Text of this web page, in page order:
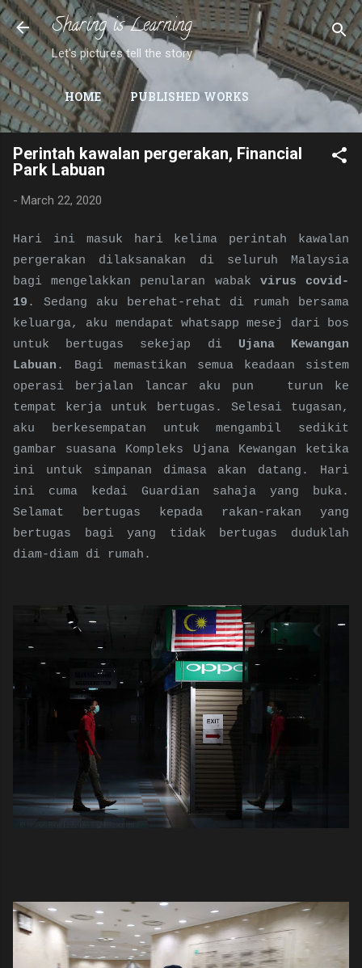
Skip to main content
Sharing is Learning
Let's pictures tell the story
HOME PUBLISHED WORKS
Perintah kawalan pergerakan, Financial
Park Labuan
- March 22, 2020
Hari ini masuk hari kelima perintah kawalan
pergerakan dilaksanakan di seluruh Malaysia
bagi mengelakkan penularan wabak virus covid-
19 . Sedang aku berehat-rehat di rumah bersama
keluarga, aku mendapat whatsapp mesej dari bos
untuk bertugas sekejap di Ujana Kewangan
Labuan . Bagi memastikan semua keadaan sistem
operasi berjalan lancar aku pun turun ke
tempat kerja untuk bertugas. Selesai tugasan,
aku berkesempatan untuk mengambil sedikit
gambar suasana Kompleks Ujana Kewangan ketika
ini untuk simpanan dimasa akan datang. Hari
ini cuma kedai Guardian sahaja yang buka.
Selamat bertugas kepada rakan-rakan yang
bertugas bagi yang tidak bertugas duduklah
diam-diam di rumah.